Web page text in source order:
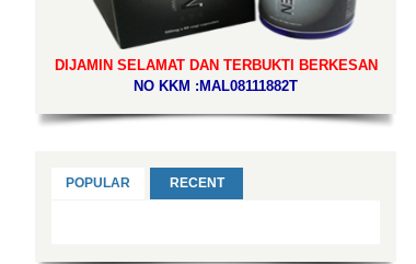
DIJAMIN SELAMAT DAN TERBUKTI BERKESAN
NO KKM :MAL08111882T
POPULAR RECENT